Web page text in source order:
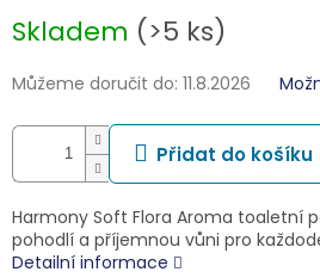
cena:
Skladem (>5 ks)
Můžeme doručit do: 11.8.2026
Přidat do košíku
Harmony Soft Flora Aroma toaletní
pohodlí a příjemnou vůni pro
Detailní informace